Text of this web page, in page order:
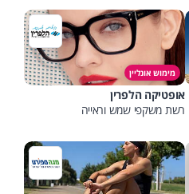
מימוש אונליין
אופטיקה הלפרין
רשת משקפי שמש וראייה